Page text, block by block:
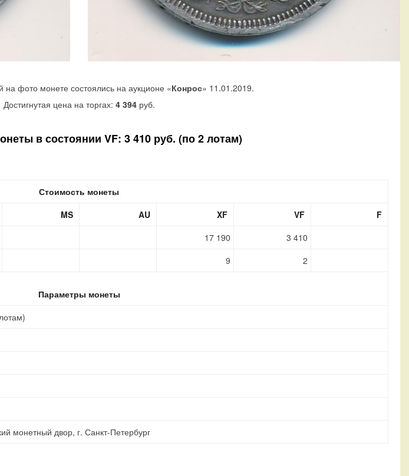
на фото монете состоялись на аукционе «Конрос» 11.01.2019.
Достигнутая цена на торгах: 4 394руб.
в состоянии VF: 3 410 руб. (по 2 лотам)
Стоимость монеты
MS AU XF VF
F
17 190
3 410
9 2
Параметры монеты
монетный двор, г. Санкт-Петербург